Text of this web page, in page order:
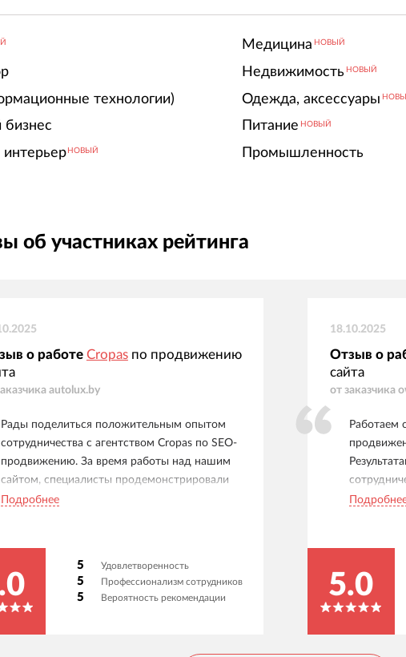
технологии)
бизнес
НОВЫЙ
Медицина НОВЫЙ
Недвижимость НОВЫЙ
Одежда, аксессуары
Питание НОВЫЙ
Промышленность
об участниках рейтинга
о работе Cropasпо продвижению
autolux.by
Рады поделиться положительным опытом
сотрудничества с агентством Cropas по SEO-
продвижению. За время работы над нашим
сайтом, специалисты продемонстрировали
высокий профессионализм и глубокое
увеличить нашу видимость в поисковых
системах. Мы получили прозрачную
отчетность и оперативное взаимодействие на
Подробнее
5 Удовлетворенность
5 Профессионализм сотрудников
5 Вероятность рекомендации
18.10.2025
Отзыв о
сайта
от заказчика
Работаем
компании
5.0